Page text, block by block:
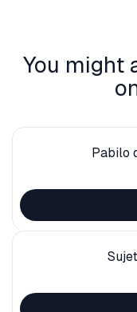
You might
Pabilo